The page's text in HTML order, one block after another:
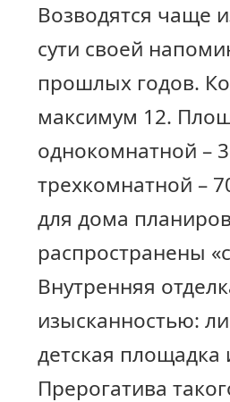
Возводятся чаще
сути своей
прошлых годов.
максимум 12.
однокомнатной –
трехкомнатной –
для дома
распространены
Внутренняя
изысканностью:
детская
Прерогатива